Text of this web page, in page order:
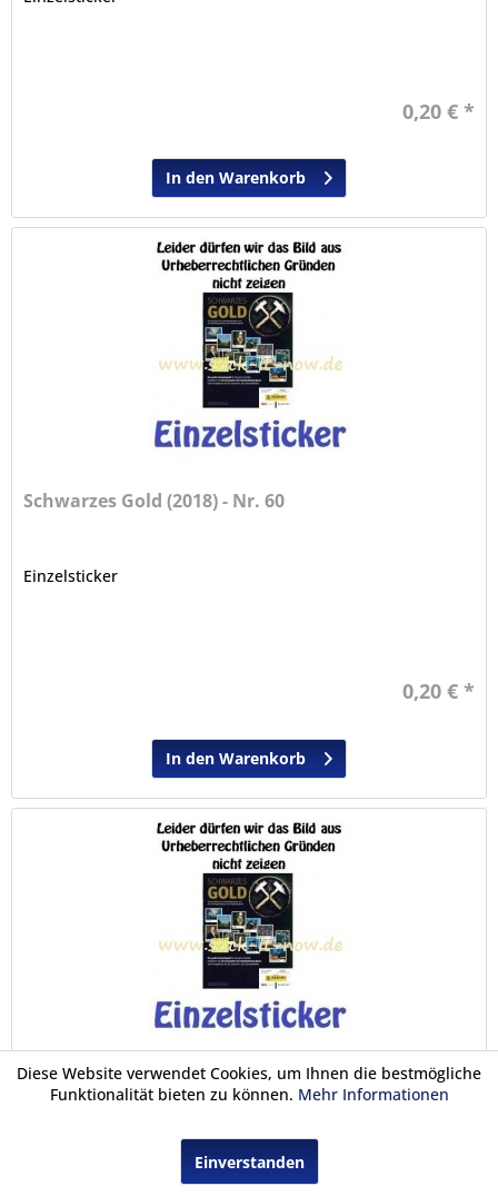
0,20 € *
In den Warenkorb
Schwarzes Gold (2018) - Nr. 60
Einzelsticker
0,20 € *
In den Warenkorb
Schwarzes Gold (2018) - Nr. 61
Diese Website verwendet Cookies, um Ihnen die bestmögliche
Funktionalität bieten zu können. Mehr Informationen
Einverstanden